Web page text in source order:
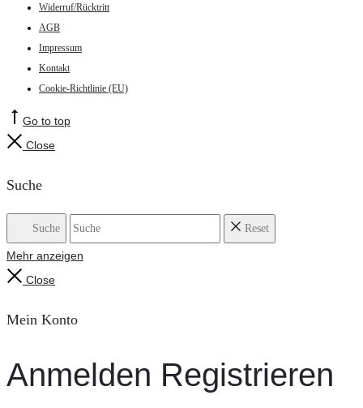
Widerruf/Rücktritt
AGB
Impressum
Kontakt
Cookie-Richtlinie (EU)
Go to top
Close
Suche
Suche Reset
Mehr anzeigen
Close
Mein Konto
Anmelden Registrieren